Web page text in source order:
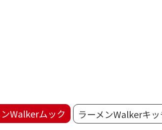
Walkerムック ラーメンWalkerキ